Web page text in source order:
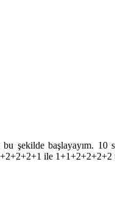
başlayayım. 10
ile 1+1+2+2+2+2